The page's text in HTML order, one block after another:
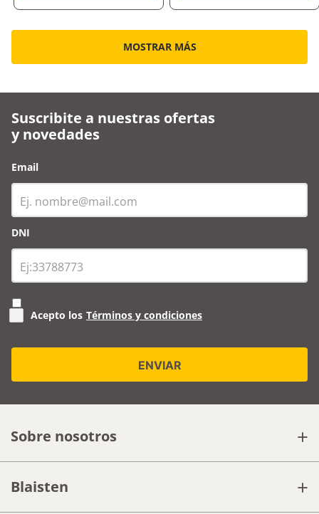
MOSTRAR MÁS
Suscribite a nuestras ofertas
y novedades
Email
DNI
Acepto los Términos y condiciones
Sobre nosotros +
Blaisten +